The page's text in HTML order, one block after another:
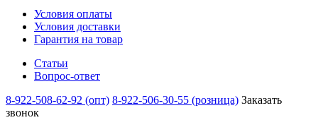
Условия оплаты
Условия доставки
Гарантия на товар
Статьи
Вопрос-ответ
8-922-508-62-92 (опт) 8-922-506-30-55 (розница) Заказать
звонок